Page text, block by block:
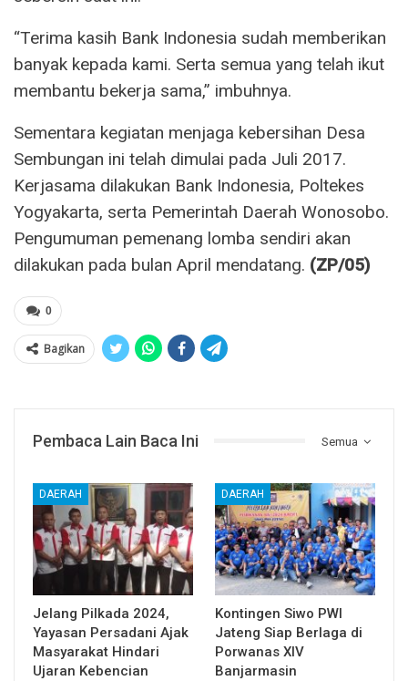
“Terima kasih Bank Indonesia sudah memberikan
banyak kepada kami. Serta semua yang telah ikut
membantu bekerja sama,” imbuhnya.
Sementara kegiatan menjaga kebersihan Desa
Sembungan ini telah dimulai pada Juli 2017.
Kerjasama dilakukan Bank Indonesia, Poltekes
Yogyakarta, serta Pemerintah Daerah Wonosobo.
Pengumuman pemenang lomba sendiri akan
dilakukan pada bulan April mendatang. (ZP/05)
0
Bagikan
Semua
Pembaca Lain Baca Ini
DAERAH
Jelang Pilkada 2024,
Yayasan Persadani Ajak
Masyarakat Hindari
Ujaran Kebencian
DAERAH
Kontingen Siwo PWI
Jateng Siap Berlaga di
Porwanas XIV
Banjarmasin